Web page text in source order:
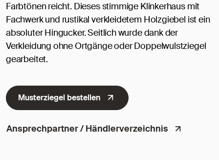
Farbtönen reicht. Dieses stimmige Klinkerhaus mit
Fachwerk und rustikal verkleidetem Holzgiebel ist ein
absoluter Hingucker. Seitlich wurde dank der
Verkleidung ohne Ortgänge oder Doppelwulstziegel
gearbeitet.
Musterziegel bestellen
Ansprechpartner / Händlerverzeichnis